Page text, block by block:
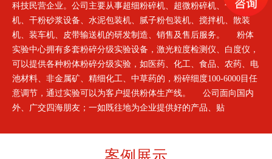
科技民营企业。公司主要从事超细粉碎机、超微粉碎机、气流粉碎
机、干粉砂浆设备、水泥包装机、腻子粉包装机、搅拌机、散装
机、装车机、皮带输送机的研发制造、销售及售后服务。 粉体
实验中心拥有多套粉碎分级实验设备，激光粒度检测仪、白度仪，
可以提供各种粉体粉碎分级实验，如医药、化工、食品、农药、电
池材料、非金属矿、精细化工、中草药的，粉碎细度100-6000目任
意调节，通过实验可以为客户提供粉体生产线。 公司面向国内
外、广交四海朋友；一如既往地为企业提供好的产品、贴